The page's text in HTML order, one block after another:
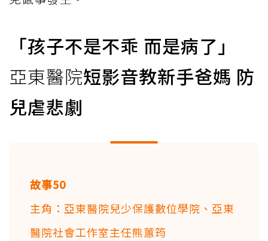
「孩子不是不乖 而是病了」
亞東醫院短影音教新手爸媽 防
兒虐悲劇
故事50
主角：亞東醫院兒少保護數位學院、亞東
醫院社會工作室主任熊蕙筠